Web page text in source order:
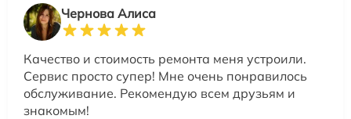
Чернова Алиса
Качество и стоимость ремонта меня устроили.
Сервис просто супер! Мне очень понравилось
обслуживание. Рекомендую всем друзьям и
знакомым!